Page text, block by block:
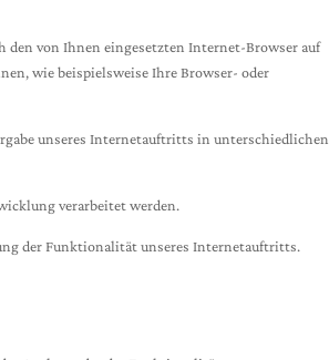
den von Ihnen eingesetzten Internet-Browser auf
wie beispielsweise Ihre Browser- oder
unseres Internetauftritts in unterschiedlichen
verarbeitet werden.
der Funktionalität unseres Internetauftritts.